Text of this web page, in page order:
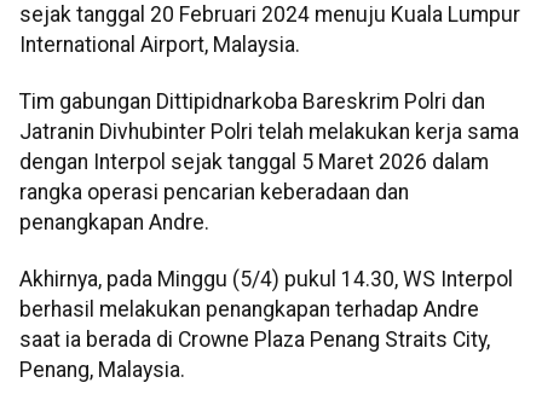
sejak tanggal 20 Februari 2024 menuju Kuala Lumpur
International Airport, Malaysia.
Tim gabungan Dittipidnarkoba Bareskrim Polri dan
Jatranin Divhubinter Polri telah melakukan kerja sama
dengan Interpol sejak tanggal 5 Maret 2026 dalam
rangka operasi pencarian keberadaan dan
penangkapan Andre.
Akhirnya, pada Minggu (5/4) pukul 14.30, WS Interpol
berhasil melakukan penangkapan terhadap Andre
saat ia berada di Crowne Plaza Penang Straits City,
Penang, Malaysia.